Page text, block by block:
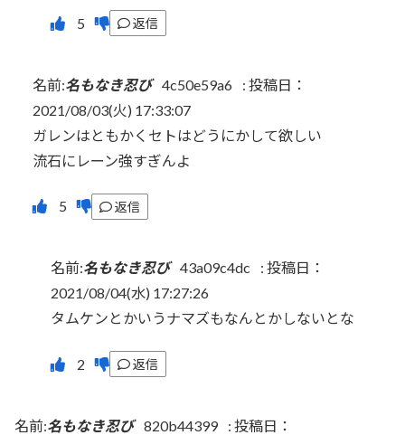
返信
名前:名もなき忍び 4c50e59a6 : 投稿日：
2021/08/03(火) 17:33:07
ガレンはともかくセトはどうにかして欲しい
流石にレーン強すぎんよ
返信
名前:名もなき忍び 43a09c4dc : 投稿日：
2021/08/04(水) 17:27:26
タムケンとかいうナマズもなんとかしないとな
返信
名前:名もなき忍び 820b44399 : 投稿日：